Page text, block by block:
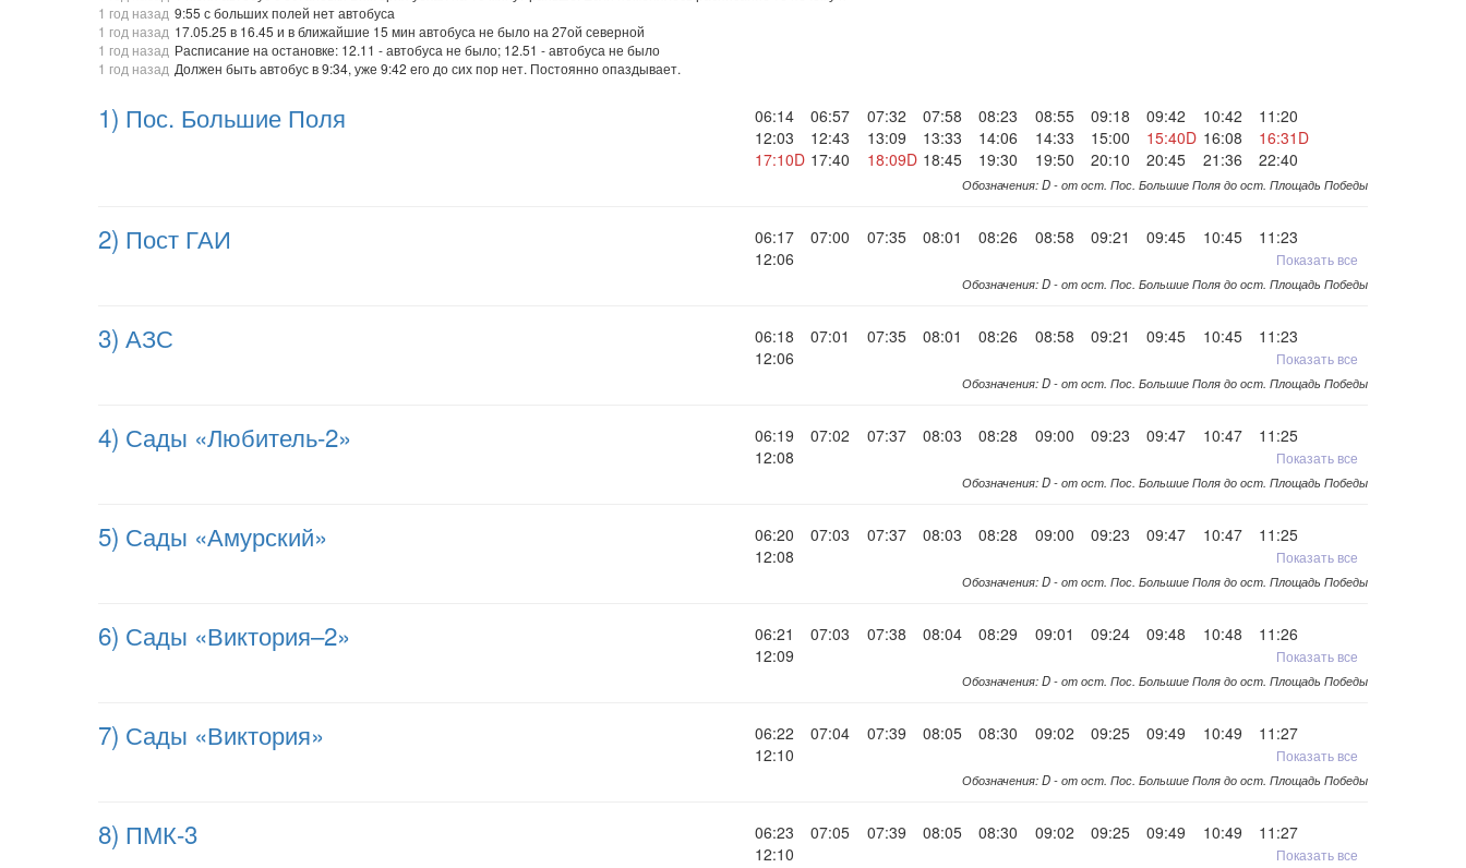
1 год назад 9:55 с больших полей нет автобуса
1 год назад 17.05.25 в 16.45 и в ближайшие 15 мин автобуса не было на 27ой северной
1 год назад Расписание на остановке: 12.11 - автобуса не было; 12.51 - автобуса не было
1 год назад Должен быть автобус в 9:34, уже 9:42 его до сих пор нет. Постоянно опаздывает.
1) Пос. Большие Поля 06:14 06:57 07:32 07:58 08:23 08:55 09:18 09:42 10:42
11:20
12:03
12:43 13:09 13:33 14:06 14:33 15:00 15:40D 16:08
16:31D
17:10D 17:40 18:09D 18:45 19:30 19:50 20:10 20:45 21:36 22:40
Обозначения: D - от ост. Пос. Большие Поля до ост. Площадь Победы
2) Пост ГАИ 06:17 07:00 07:35 08:01 08:26 08:58 09:21 09:45 10:45
11:23
12:06
Показать все
Обозначения: D - от ост. Пос. Большие Поля до ост. Площадь Победы
3) АЗС 06:18 07:01 07:35 08:01 08:26 08:58 09:21 09:45 10:45
11:23
12:06
Показать все
Обозначения: D - от ост. Пос. Большие Поля до ост. Площадь Победы
4) Сады «Любитель-2» 06:19 07:02 07:37 08:03 08:28 09:00 09:23 09:47 10:47
11:25
12:08
Показать все
Обозначения: D - от ост. Пос. Большие Поля до ост. Площадь Победы
5) Сады «Амурский» 06:20 07:03 07:37 08:03 08:28 09:00 09:23 09:47 10:47
11:25
12:08
Показать все
Обозначения: D - от ост. Пос. Большие Поля до ост. Площадь Победы
6) Сады «Виктория–2» 06:21 07:03 07:38 08:04 08:29 09:01 09:24 09:48 10:48
11:26
12:09
Показать все
Обозначения: D - от ост. Пос. Большие Поля до ост. Площадь Победы
7) Сады «Виктория» 06:22 07:04 07:39 08:05 08:30 09:02 09:25 09:49 10:49
11:27
12:10
Показать все
Обозначения: D - от ост. Пос. Большие Поля до ост. Площадь Победы
8) ПМК-3 06:23 07:05 07:39 08:05 08:30 09:02 09:25 09:49 10:49
11:27
12:10
Показать все